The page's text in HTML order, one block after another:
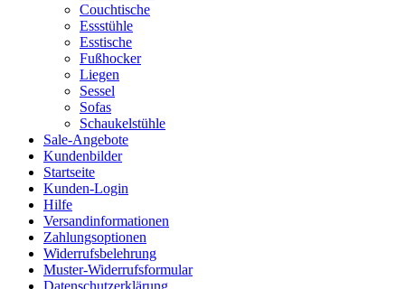
Couchtische
Essstühle
Esstische
Fußhocker
Liegen
Sessel
Sofas
Schaukelstühle
Sale-Angebote
Kundenbilder
Startseite
Kunden-Login
Hilfe
Versandinformationen
Zahlungsoptionen
Widerrufsbelehrung
Muster-Widerrufsformular
Datenschutzerklärung